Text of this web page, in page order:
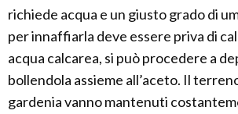
richiede acqua e un giusto grado di
per innaffiarla deve essere priva di
acqua calcarea, si può procedere a
bollendola assieme all’aceto. Il
gardenia vanno mantenuti